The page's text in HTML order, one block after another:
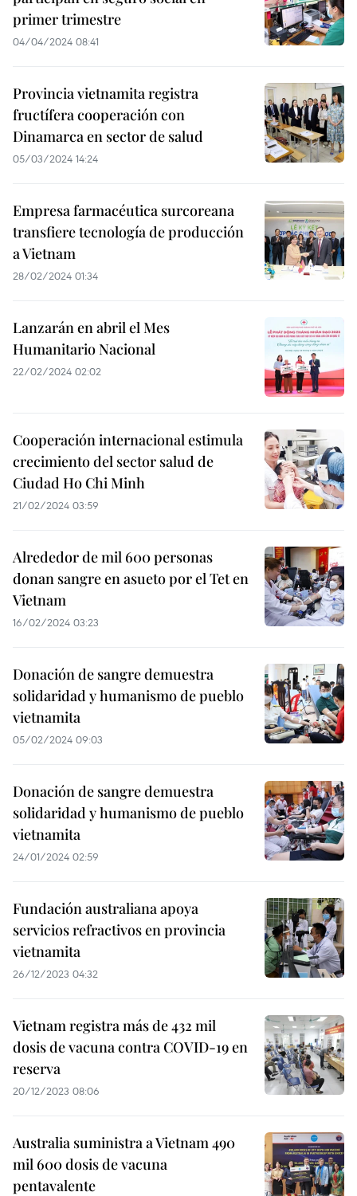
primer trimestre
04/04/2024 08:41
Provincia vietnamita registra
fructífera cooperación con
Dinamarca en sector de salud
05/03/2024 14:24
Empresa farmacéutica surcoreana
transfiere tecnología de producción
a Vietnam
28/02/2024 01:34
Lanzarán en abril el Mes
Humanitario Nacional
22/02/2024 02:02
Cooperación internacional estimula
crecimiento del sector salud de
Ciudad Ho Chi Minh​
21/02/2024 03:59
Alrededor de mil 600 personas
donan sangre en asueto por el Tet en
Vietnam
16/02/2024 03:23
Donación de sangre demuestra
solidaridad y humanismo de pueblo
vietnamita
05/02/2024 09:03
Donación de sangre demuestra
solidaridad y humanismo de pueblo
vietnamita
24/01/2024 02:59
Fundación australiana apoya
servicios refractivos en provincia
vietnamita
26/12/2023 04:32
Vietnam registra más de 432 mil
dosis de vacuna contra COVID-19 en
reserva
20/12/2023 08:06
Australia suministra a Vietnam 490
mil 600 dosis de vacuna
pentavalente